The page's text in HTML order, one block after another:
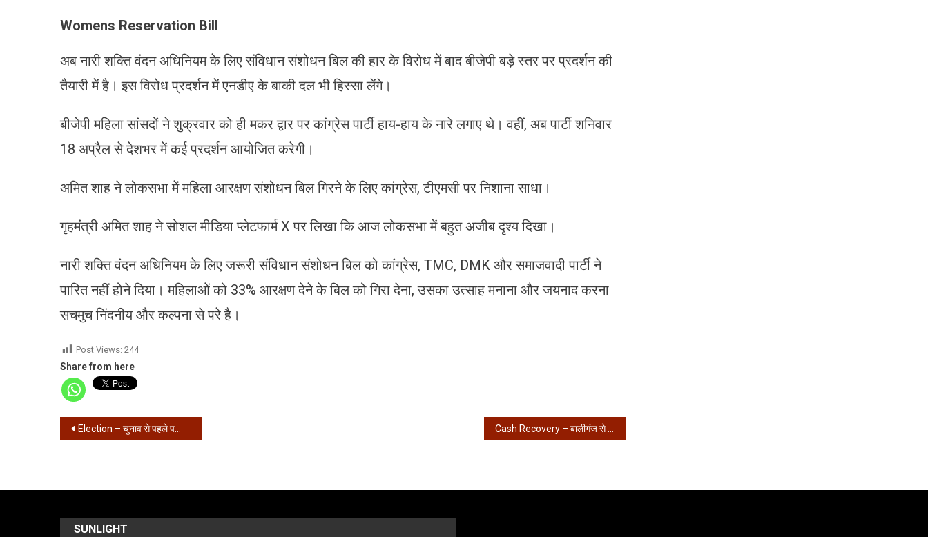
Womens Reservation Bill
अब नारी शक्ति वंदन अधिनियम के लिए संविधान संशोधन बिल की हार के विरोध में बाद बीजेपी बड़े स्तर पर प्रदर्शन की
तैयारी में है। इस विरोध प्रदर्शन में एनडीए के बाकी दल भी हिस्सा लेंगे।
बीजेपी महिला सांसदों ने शुक्रवार को ही मकर द्वार पर कांग्रेस पार्टी हाय-हाय के नारे लगाए थे। वहीं, अब पार्टी शनिवार
18 अप्रैल से देशभर में कई प्रदर्शन आयोजित करेगी।
अमित शाह ने लोकसभा में महिला आरक्षण संशोधन बिल गिरने के लिए कांग्रेस, टीएमसी पर निशाना साधा।
गृहमंत्री अमित शाह ने सोशल मीडिया प्लेटफार्म X पर लिखा कि आज लोकसभा में बहुत अजीब दृश्य दिखा।
नारी शक्ति वंदन अधिनियम के लिए जरूरी संविधान संशोधन बिल को कांग्रेस, TMC, DMK और समाजवादी पार्टी ने
पारित नहीं होने दिया। महिलाओं को 33% आरक्षण देने के बिल को गिरा देना, उसका उत्साह मनाना और जयनाद करना
सचमुच निंदनीय और कल्पना से परे है।
Post Views: 244
Share from here
Post
Election – चुनाव से पहले पश्चिम बंगाल – तमिलनाडु में 865 करोड़ की नकदी-ड्रग्स जब्त
SUNLIGHT